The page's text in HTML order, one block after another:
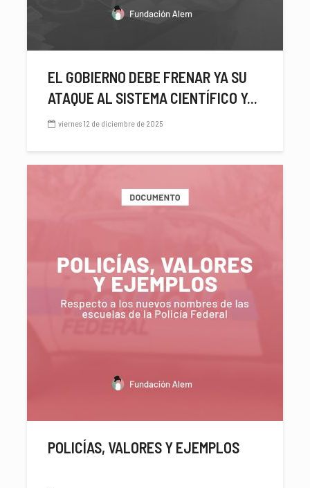
EL GOBIERNO DEBE FRENAR YA SU
ATAQUE AL SISTEMA CIENTÍFICO Y...
viernes 12 de diciembre de 2025
POLICÍAS, VALORES Y EJEMPLOS